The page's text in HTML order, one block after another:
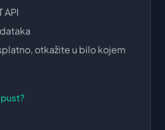
API
otkažite u bilo kojem